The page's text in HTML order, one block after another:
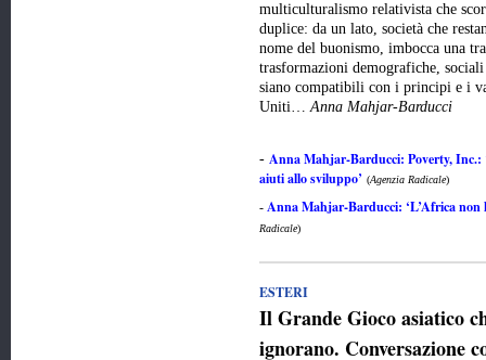
multiculturalismo relativista che
duplice: da un lato, società che
nome del buonismo, imbocca una
trasformazioni demografiche,
siano compatibili con i principi e i
Uniti…Anna Mahjar-Barducci
- Anna Mahjar-Barducci: Poverty, Inc.:
aiuti allo sviluppo’ (Agenzia Radicale)
- Anna Mahjar-Barducci: ‘L’Africa
Radicale)
ESTERI
Il Grande Gioco asiatico
ignorano. Conversazione